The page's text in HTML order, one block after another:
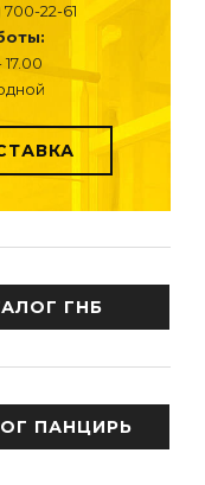
22-61
ГНБ
ПАНЦИРЬ